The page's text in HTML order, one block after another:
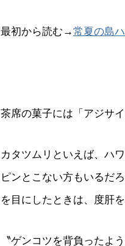
最初から読む→常夏の島
茶席の菓子には「アジサ
カタツムリといえば、ハ
ピンとこない方もいるだ
を目にしたときは、度肝を
〝ゲンコツを背負ったよ